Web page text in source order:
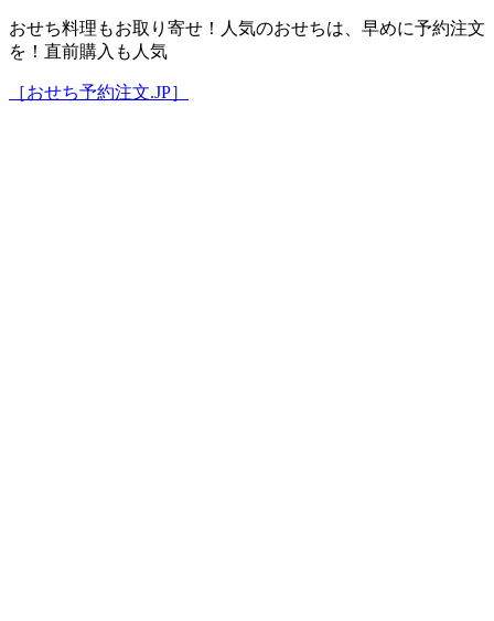
おせち料理もお取り寄せ！人気のおせちは、早めに予約注文
を！直前購入も人気
［おせち予約注文.JP］